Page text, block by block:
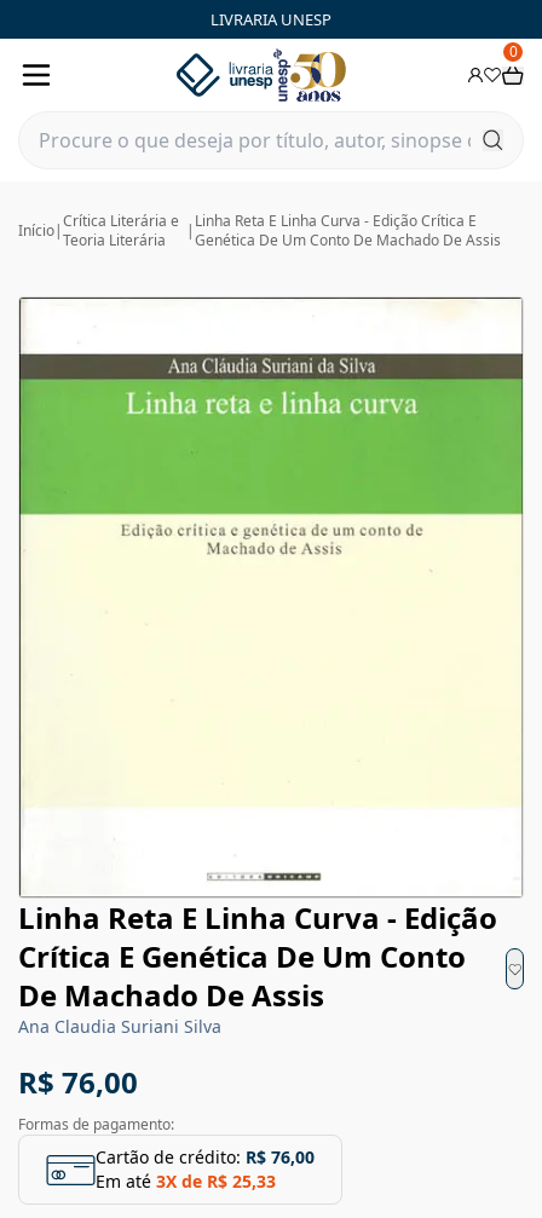
LIVRARIA UNESP
0
Início|Crítica Literária e
Teoria Literária
| Linha Reta E Linha Curva - Edição Crítica E
Genética De Um Conto De Machado De Assis
Linha Reta E Linha Curva - Edição
Crítica E Genética De Um Conto
De Machado De Assis
Ana Claudia Suriani Silva
R$ 76,00
Formas de pagamento:
Cartão de crédito: R$ 76,00
Em até 3X de R$ 25,33